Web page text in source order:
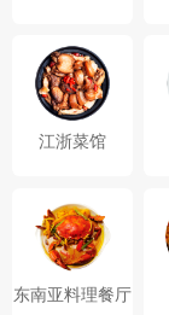
江浙菜馆
东南亚料理餐厅